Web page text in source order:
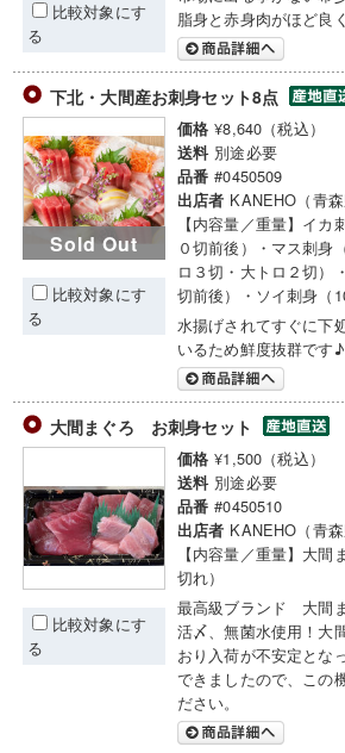
比較対象にす
る
脂身と赤身肉がほど良
下北・大間産お刺身セット8点
Sold Out
比較対象にす
る
価格 ¥8,640（税込）
送料 別途必要
品番 #0450509
出店者 KANEHO（青森
【内容量／重量】イ
０切前後）・マス刺身
ロ３切・大トロ２切）
切前後）・ソイ刺身（
水揚げされてすぐに下
いるため鮮度抜群です♪
大間まぐろ お刺身セット
比較対象にす
る
価格 ¥1,500（税込）
送料 別途必要
品番 #0450510
出店者 KANEHO（青森
【内容量／重量】大
切れ）
最高級ブランド 大間
活〆、無菌水使用！大
おり入荷が不安定とな
できましたので、この
ださい。